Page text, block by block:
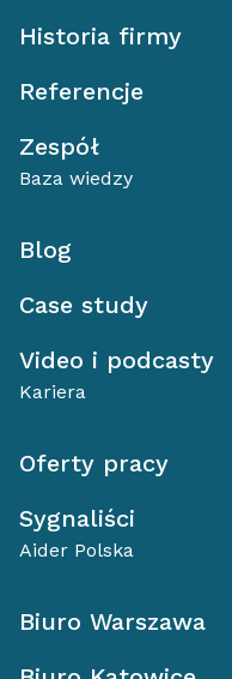
Historia firmy
Referencje
Zespół
Baza wiedzy
Blog
Case study
Video i podcasty
Kariera
Oferty pracy
Sygnaliści
Aider Polska
Biuro Warszawa